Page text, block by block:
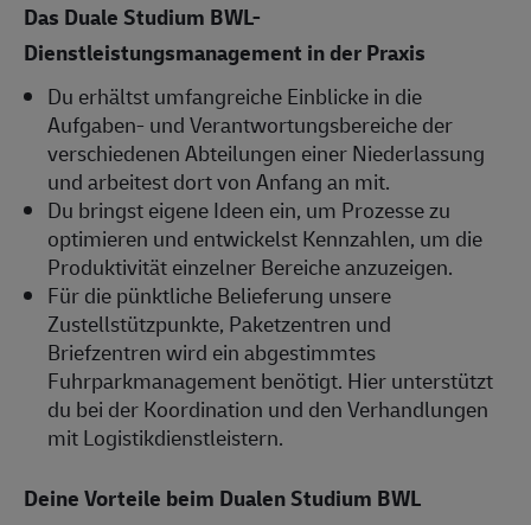
Das Duale Studium BWL-
Dienstleistungsmanagement in der Praxis
Du erhältst umfangreiche Einblicke in die
Aufgaben- und Verantwortungsbereiche der
verschiedenen Abteilungen einer Niederlassung
und arbeitest dort von Anfang an mit.
Du bringst eigene Ideen ein, um Prozesse zu
optimieren und entwickelst Kennzahlen, um die
Produktivität einzelner Bereiche anzuzeigen.
Für die pünktliche Belieferung unsere
Zustellstützpunkte, Paketzentren und
Briefzentren wird ein abgestimmtes
Fuhrparkmanagement benötigt. Hier unterstützt
du bei der Koordination und den Verhandlungen
mit Logistikdienstleistern.
Deine Vorteile beim Dualen Studium BWL